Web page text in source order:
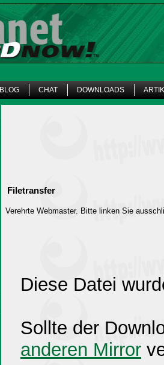
BLOG CHAT DOWNLOADS
Filetransfer
Verehrte Webmaster. Bitte linken Sie
Diese Datei
Sollte der
anderen Mirror